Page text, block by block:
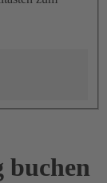
buchen